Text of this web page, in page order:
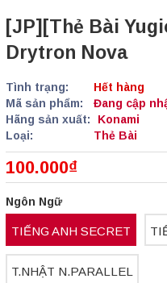
[JP][Thẻ Bài
Drytron Nova
Tình trạng:
Hết hàng
Mã sản phẩm:
Đang cập
Hãng sản xuất:
Konami
Loại:
Thẻ Bài
100.000₫
Ngôn Ngữ
TIẾNG ANH SECRET
T.NHẬT N.PARALLEL